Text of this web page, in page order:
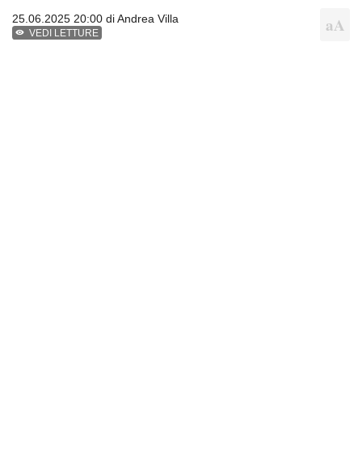
25.06.2025 20:00 diAndrea Villa
VEDI LETTURE